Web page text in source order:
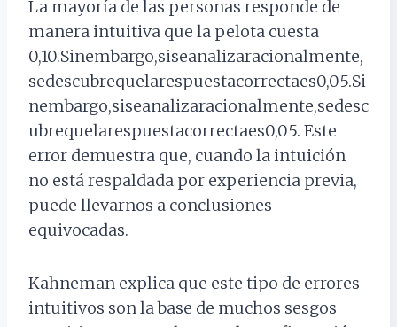
La mayoría de las personas responde de
manera intuitiva que la pelota cuesta
0,10.Sinembargo,siseanalizaracionalmente,
sedescubrequelarespuestacorrectaes0,05.Si
nembargo,siseanalizaracionalmente,sedesc
ubrequelarespuestacorrectaes0,05. Este
error demuestra que, cuando la intuición
no está respaldada por experiencia previa,
puede llevarnos a conclusiones
equivocadas.
Kahneman explica que este tipo de errores
intuitivos son la base de muchos sesgos